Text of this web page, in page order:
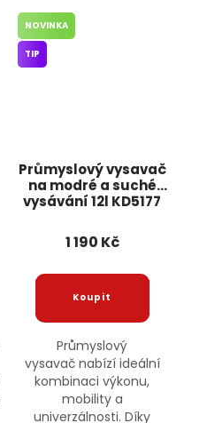
Průmyslový vysavač
na modré a suché
vysávání 12l KD5177
NOVINKA
TIP
1 190 Kč
Průmyslový
vysavač nabízí ideální
kombinaci výkonu,
mobility a
univerzálnosti. Díky